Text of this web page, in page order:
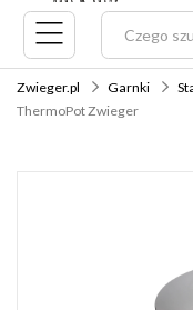
Menu
główne
Zwieger.pl Garnki
ThermoPot Zwieger